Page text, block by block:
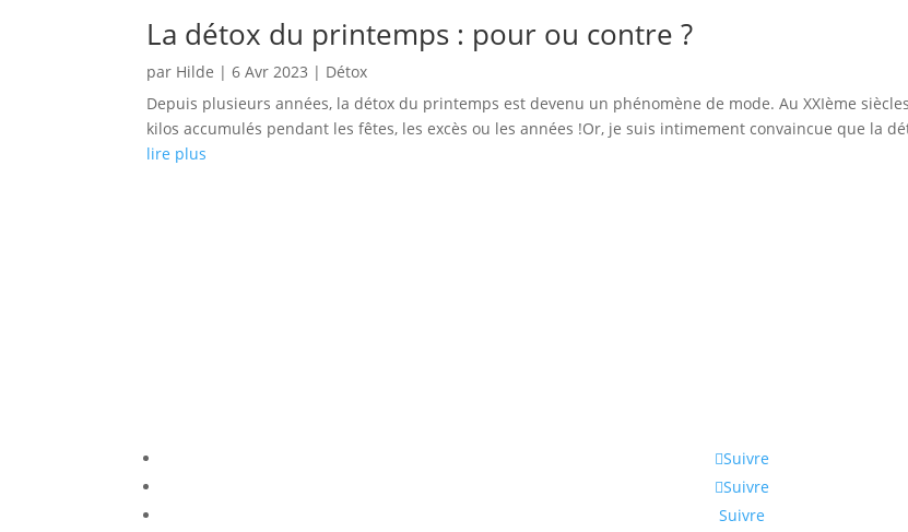
La détox du printemps : pour ou contre ?
par Hilde |6 Avr 2023 | Détox
Depuis plusieurs années, la détox du printemps est devenu un phénomène de mode. Au XXIème
kilos accumulés pendant les fêtes, les excès ou les années !Or, je suis intimement convaincue que la
lire plus
Suivre
Suivre
Suivre